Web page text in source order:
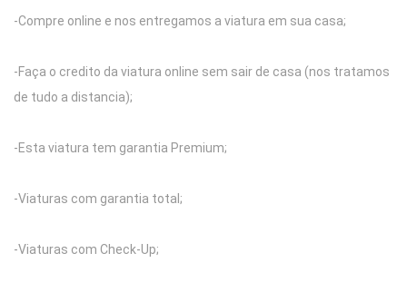
-Compre online e nos entregamos a viatura em sua casa;
-Faça o credito da viatura online sem sair de casa (nos tratamos
de tudo a distancia);
-Esta viatura tem garantia Premium;
-Viaturas com garantia total;
-Viaturas com Check-Up;